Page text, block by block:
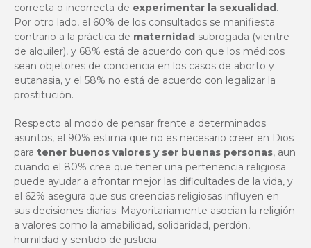
correcta o incorrecta de experimentar la sexualidad.
Por otro lado, el 60% de los consultados se manifiesta
contrario a la práctica de maternidad subrogada (vientre
de alquiler), y 68% está de acuerdo con que los médicos
sean objetores de conciencia en los casos de aborto y
eutanasia, y el 58% no está de acuerdo con legalizar la
prostitución.
Respecto al modo de pensar frente a determinados
asuntos, el 90% estima que no es necesario creer en Dios
para tener buenos valores y ser buenas personas, aun
cuando el 80% cree que tener una pertenencia religiosa
puede ayudar a afrontar mejor las dificultades de la vida, y
el 62% asegura que sus creencias religiosas influyen en
sus decisiones diarias. Mayoritariamente asocian la religión
a valores como la amabilidad, solidaridad, perdón,
humildad y sentido de justicia.